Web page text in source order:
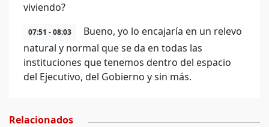
viviendo?
07:51 - 08:03
Bueno, yo lo encajaría en un relevo
natural y normal que se da en todas las
instituciones que tenemos dentro del espacio
del Ejecutivo, del Gobierno y sin más.
Relacionados